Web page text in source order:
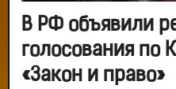
В РФ объявили
голосования по
«Закон и право»